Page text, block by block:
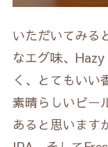
いただいてみる
なエグ味、
く、とてもいい
素晴らしいビー
あると思います